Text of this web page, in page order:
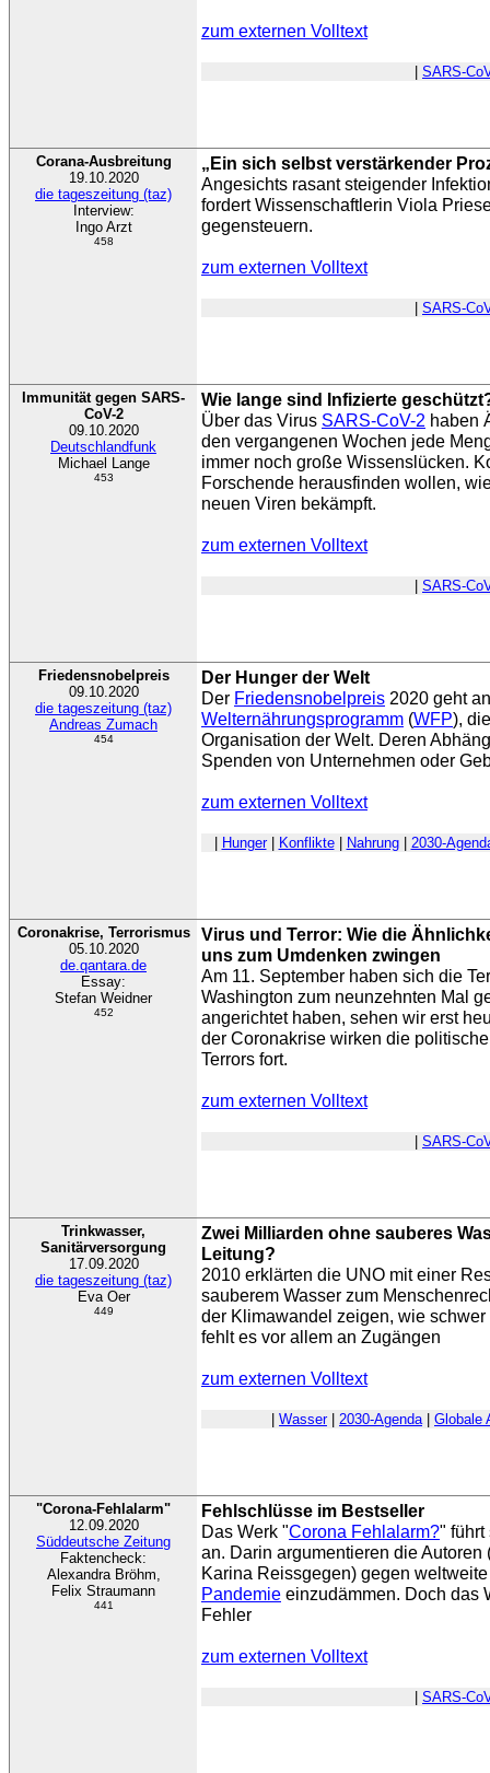
zum externen Volltext
SARS-
Corana-Ausbreitung
19.10.2020
die tageszeitung (taz)
Interview:
Ingo Arzt
458
„Ein sich selbst verstärkender
Angesichts rasant steigender
fordert Wissenschaftlerin Viola
gegensteuern.
zum externen Volltext
SARS-
Immunität gegen SARS-
CoV-2
09.10.2020
Deutschlandfunk
Michael Lange
453
Wie lange sind Infizierte
Über das Virus SARS-CoV-2 haben
den vergangenen Wochen jede
immer noch große Wissenslücken.
Forschende herausfinden wollen,
neuen Viren bekämpft.
zum externen Volltext
SARS-
Friedensnobelpreis
09.10.2020
die tageszeitung (taz)
Andreas Zumach
454
Der Hunger der Welt
Der Friedensnobelpreis 2020 geht
Welternährungsprogramm (WFP),
Organisation der Welt. Deren
Spenden von Unternehmen oder
zum externen Volltext
Hunger| Konflikte| Nahrung| 2030-
Coronakrise, Terrorismus
05.10.2020
de.qantara.de
Essay:
Stefan Weidner
452
Virus und Terror: Wie die
uns zum Umdenken zwingen
Am 11. September haben sich die
Washington zum neunzehnten Mal
angerichtet haben, sehen wir erst
der Coronakrise wirken die
Terrors fort.
zum externen Volltext
SARS-
Trinkwasser,
Sanitärversorgung
17.09.2020
die tageszeitung (taz)
Eva Oer
449
Zwei Milliarden ohne sauberes
Leitung?
2010 erklärten die UNO mit einer
sauberem Wasser zum
der Klimawandel zeigen, wie
fehlt es vor allem an Zugängen
zum externen Volltext
Wasser| 2030-Agenda| Globale
"Corona-Fehlalarm"
12.09.2020
Süddeutsche Zeitung
Faktencheck:
Alexandra Bröhm,
Felix Straumann
441
Fehlschlüsse im Bestseller
Das Werk "Corona Fehlalarm?" führt
an. Darin argumentieren die
Karina Reissgegen) gegen
Pandemie einzudämmen. Doch das
Fehler
zum externen Volltext
SARS-